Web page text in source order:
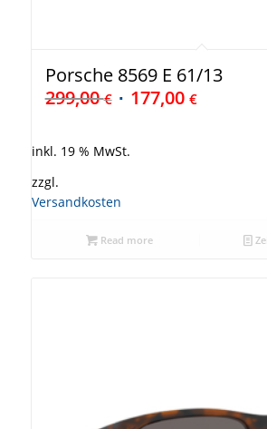
Porsche 8569 E 61/13
299,00€ 177,00 €
inkl. 19 % MwSt.
zzgl.
Versandkosten
Read more